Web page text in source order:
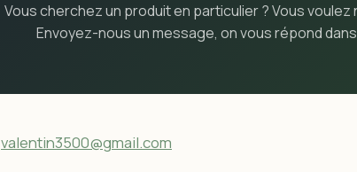
Vous cherchez un produit en particulier ? Vous
Envoyez-nous un message, on vous répond
valentin3500@gmail.com